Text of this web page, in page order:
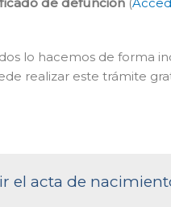
lo hacemos de forma
realizar este trámite
el acta de